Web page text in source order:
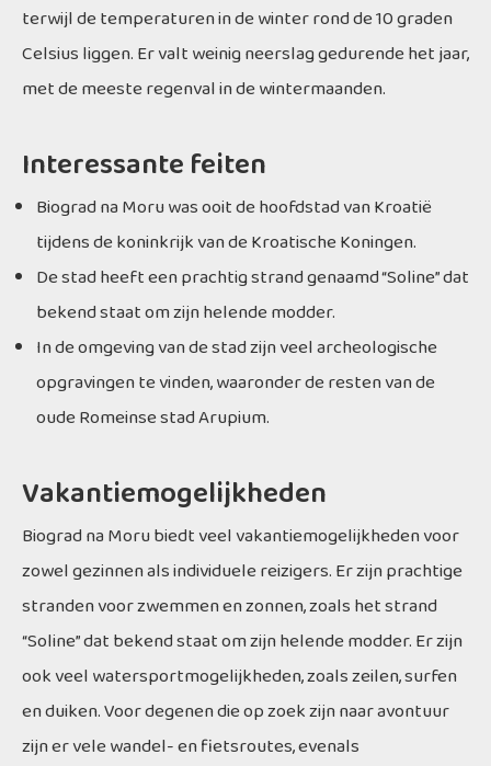
terwijl de temperaturen in de winter rond de 10 graden
Celsius liggen. Er valt weinig neerslag gedurende het jaar,
met de meeste regenval in de wintermaanden.
Interessante feiten
Biograd na Moru was ooit de hoofdstad van Kroatië
tijdens de koninkrijk van de Kroatische Koningen.
De stad heeft een prachtig strand genaamd “Soline” dat
bekend staat om zijn helende modder.
In de omgeving van de stad zijn veel archeologische
opgravingen te vinden, waaronder de resten van de
oude Romeinse stad Arupium.
Vakantiemogelijkheden
Biograd na Moru biedt veel vakantiemogelijkheden voor
zowel gezinnen als individuele reizigers. Er zijn prachtige
stranden voor zwemmen en zonnen, zoals het strand
“Soline” dat bekend staat om zijn helende modder. Er zijn
ook veel watersportmogelijkheden, zoals zeilen, surfen
en duiken. Voor degenen die op zoek zijn naar avontuur
zijn er vele wandel- en fietsroutes, evenals